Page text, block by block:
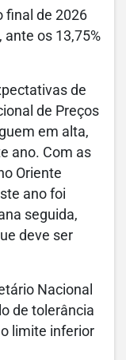
final de 2026
ante os 13,75%
de
de Preços
em alta,
ano. Com as
Oriente
ano foi
seguida,
deve ser
Nacional
de tolerância
limite inferior